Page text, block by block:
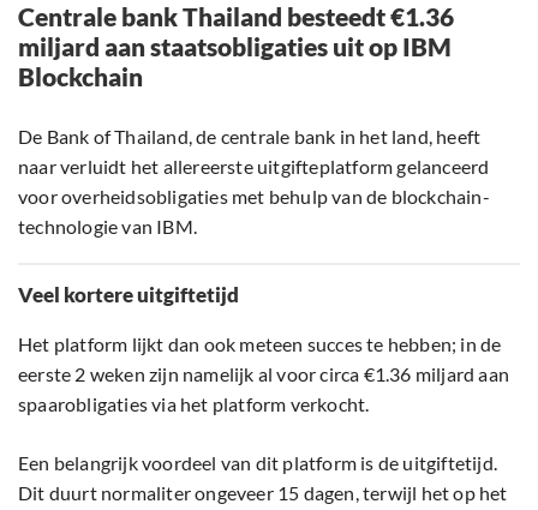
Centrale bank Thailand besteedt €1.36
miljard aan staatsobligaties uit op IBM
Blockchain
De Bank of Thailand, de centrale bank in het land, heeft
naar verluidt het allereerste uitgifteplatform gelanceerd
voor overheidsobligaties met behulp van de blockchain-
technologie van IBM.
Veel kortere uitgiftetijd
Het platform lijkt dan ook meteen succes te hebben; in de
eerste 2 weken zijn namelijk al voor circa €1.36 miljard aan
spaarobligaties via het platform verkocht.
Een belangrijk voordeel van dit platform is de uitgiftetijd.
Dit duurt normaliter ongeveer 15 dagen, terwijl het op het